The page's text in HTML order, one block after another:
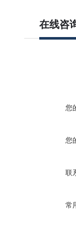
在线咨
您
您
联
常